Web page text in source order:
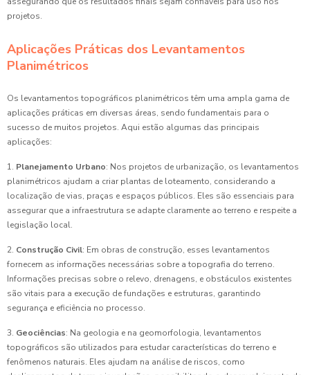
projetos.
Aplicações Práticas dos Levantamentos
Planimétricos
Os levantamentos topográficos planimétricos têm uma ampla gama de
aplicações práticas em diversas áreas, sendo fundamentais para o
sucesso de muitos projetos. Aqui estão algumas das principais
aplicações:
1. Planejamento Urbano: Nos projetos de urbanização, os levantamentos
planimétricos ajudam a criar plantas de loteamento, considerando a
localização de vias, praças e espaços públicos. Eles são essenciais para
assegurar que a infraestrutura se adapte claramente ao terreno e respeite a
legislação local.
2. Construção Civil: Em obras de construção, esses levantamentos
fornecem as informações necessárias sobre a topografia do terreno.
Informações precisas sobre o relevo, drenagens, e obstáculos existentes
são vitais para a execução de fundações e estruturas, garantindo
segurança e eficiência no processo.
3. Geociências: Na geologia e na geomorfologia, levantamentos
topográficos são utilizados para estudar características do terreno e
fenômenos naturais. Eles ajudam na análise de riscos, como